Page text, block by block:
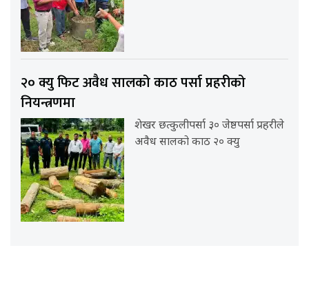
२० क्यु फिट अवैध सालको काठ पर्सा प्रहरीको
नियन्त्रणमा
शेखर छत्कुलीपर्सा ३० जेष्ठपर्सा प्रहरीले
अवैध सालको काठ २० क्यु